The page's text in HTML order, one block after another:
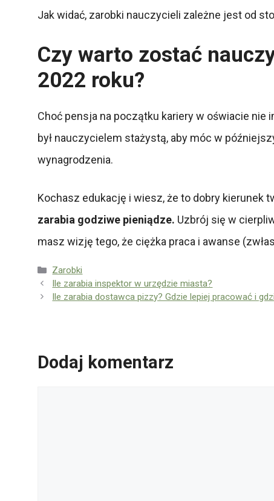
Jak widać, zarobki nauczycieli zależne jest od
Czy warto zostać
2022 roku?
Choć pensja na początku kariery w oświacie
był nauczycielem stażystą, aby móc w
wynagrodzenia.
Kochasz edukację i wiesz, że to dobry kierunek
zarabia godziwe pieniądze. Uzbrój się w
masz wizję tego, że ciężka praca i awanse
Kategorie
Zarobki
Ile zarabia inspektor w urzędzie miasta?
Ile zarabia dostawca pizzy? Gdzie lepiej pracować i
Dodaj komentarz